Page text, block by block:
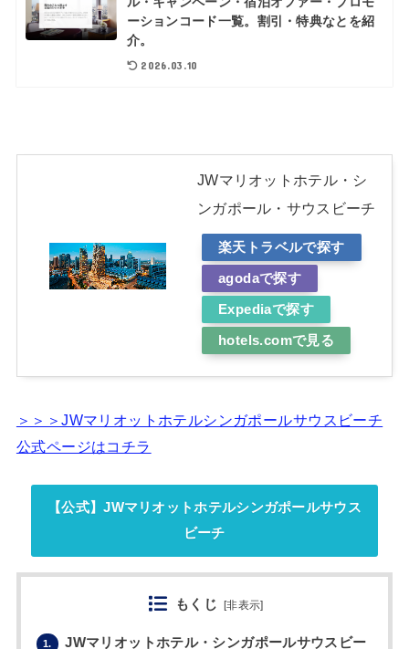
ーションコード一覧。割引・特典なとを紹
介。
2026.03.10
JWマリオットホテル・シ
ンガポール・サウスビーチ
楽天トラベルで探す
agodaで探す
Expediaで探す
hotels.comで見る
＞＞＞JWマリオットホテルシンガポールサウスビーチ
公式ページはコチラ
【公式】JWマリオットホテルシンガポールサウス
ビーチ
もくじ [非表示]
1.
JWマリオットホテル・シンガポールサウスビー